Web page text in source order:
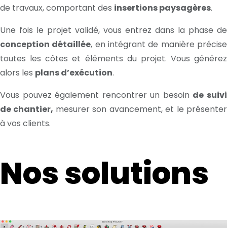
de travaux, comportant des insertions paysagères.
Une fois le projet validé, vous entrez dans la phase de
conception détaillée, en intégrant de manière précise
toutes les côtes et éléments du projet. Vous générez
alors les plans d’exécution.
Vous pouvez également rencontrer un besoin de suivi
de chantier, mesurer son avancement, et le présenter
à vos clients.
Nos solutions